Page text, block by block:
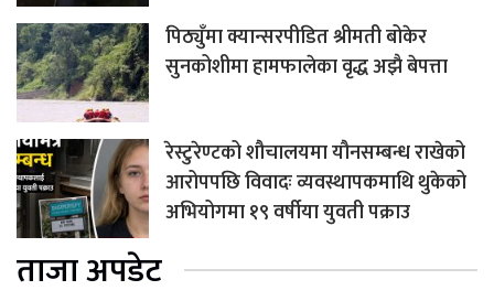
पिठ्युँमा क्यान्सरपीडित श्रीमती बोकेर
सुनकोशीमा हामफालेका वृद्ध अझै बेपत्ता
रेस्टुरेण्टको शौचालयमा यौनसम्बन्ध राखेको
आरोपपछि विवादः व्यवस्थापकमाथि थुकेको
अभियोगमा १९ वर्षीया युवती पक्राउ
ताजा अपडेट